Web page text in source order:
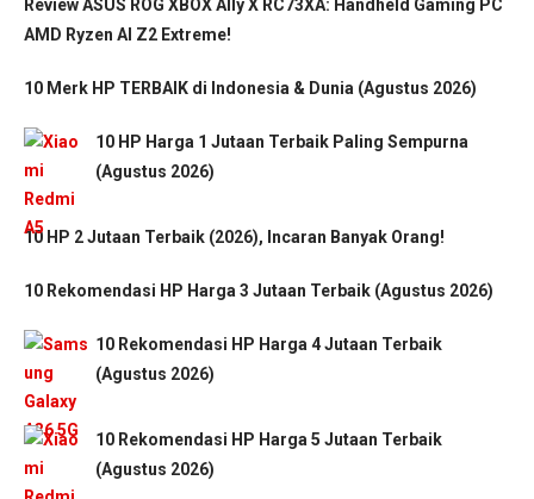
Review ASUS ROG XBOX Ally X RC73XA: Handheld Gaming PC
AMD Ryzen AI Z2 Extreme!
10 Merk HP TERBAIK di Indonesia & Dunia (Agustus 2026)
10 HP Harga 1 Jutaan Terbaik Paling Sempurna
(Agustus 2026)
10 HP 2 Jutaan Terbaik (2026), Incaran Banyak Orang!
10 Rekomendasi HP Harga 3 Jutaan Terbaik (Agustus 2026)
10 Rekomendasi HP Harga 4 Jutaan Terbaik
(Agustus 2026)
10 Rekomendasi HP Harga 5 Jutaan Terbaik
(Agustus 2026)